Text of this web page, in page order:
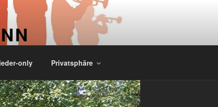
only Privatsphäre